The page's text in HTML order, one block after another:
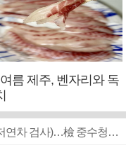
름 제주, 벤자리와 독
■ 검사 신분 버리고 직급하향(10년 이하 저연차 검사)…檢 중수청행 기피